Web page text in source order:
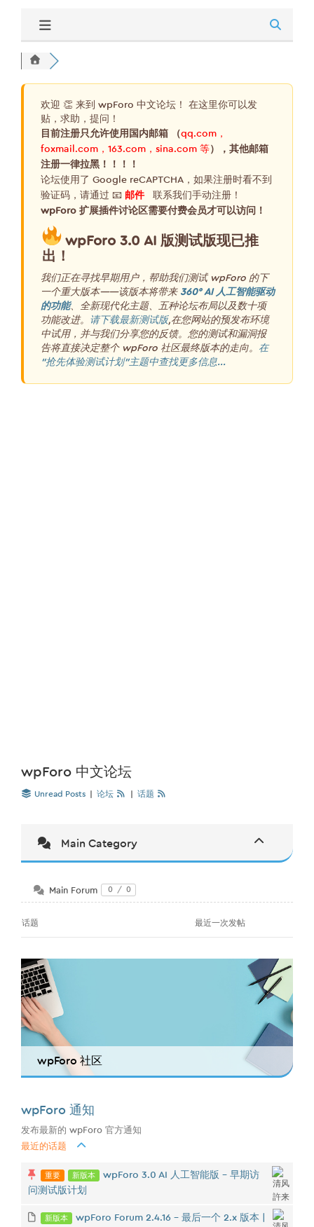
欢迎 👏 来到 wpForo 中文论坛！ 在这里你可以发
贴，求助，提问！
目前注册只允许使用国内邮箱 （qq.com，
foxmail.com，163.com，sina.com 等），其他邮箱
注册一律拉黑！！！！
论坛使用了 Google reCAPTCHA，如果注册时看不到
验证码，请通过 📧 邮件联系我们手动注册！
wpForo 扩展插件讨论区需要付费会员才可以访问！
wpForo 3.0 AI 版测试版现已推
出！
我们正在寻找早期用户，帮助我们测试 wpForo 的下
一个重大版本——该版本将带来 360° AI 人工智能驱动
的功能、全新现代化主题、五种论坛布局以及数十项
功能改进。 请下载最新测试版,在您网站的预发布环境
中试用，并与我们分享您的反馈。您的测试和漏洞报
告将直接决定整个 wpForo 社区最终版本的走向。 在
“抢先体验测试计划”主题中查找更多信息...
wpForo 中文论坛
Unread Posts 论坛 话题
Main Category
Main Forum 0 / 0
话题 最近一次发帖
wpForo 社区
wpForo 通知
发布最新的 wpForo 官方通知
最近的话题
重要 新版本
wpForo 3.0 AI 人工智能版 - 早期访
问测试版计划
新版本 wpForo Forum 2.4.16 – 最后一个 2.x 版本 |